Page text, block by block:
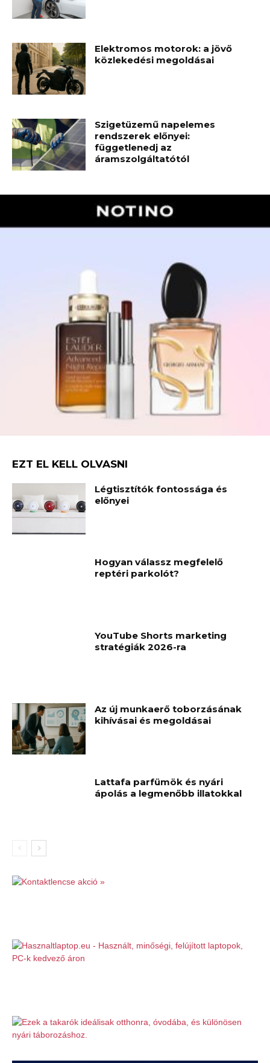
Elektromos motorok: a jövő
közlekedési megoldásai
Szigetüzemű napelemes
rendszerek előnyei:
függetlenedj az
áramszolgáltatótól
EZT EL KELL OLVASNI
Légtisztítók fontossága és
előnyei
Hogyan válassz megfelelő
reptéri parkolót?
YouTube Shorts marketing
stratégiák 2026-ra
Az új munkaerő toborzásának
kihívásai és megoldásai
Lattafa parfümök és nyári
ápolás a legmenőbb illatokkal